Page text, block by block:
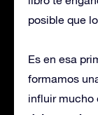
posible que
Es en esa
formamos
influir mucho